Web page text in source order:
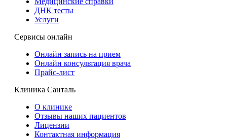
ДНК тесты
Услуги
Сервисы онлайн
Онлайн запись на прием
Онлайн консультация врача
Прайс-лист
Клиника Санталь
О клинике
Отзывы наших пациентов
Лицензии
Контактная информация